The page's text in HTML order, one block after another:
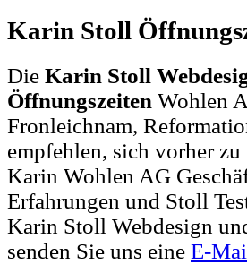
Karin Stoll
Die Karin Stoll
Öffnungszeiten Wohlen
Fronleichnam,
empfehlen, sich vorher
Karin Wohlen AG
Erfahrungen und Stoll
Karin Stoll Webdesign
senden Sie uns eine E-